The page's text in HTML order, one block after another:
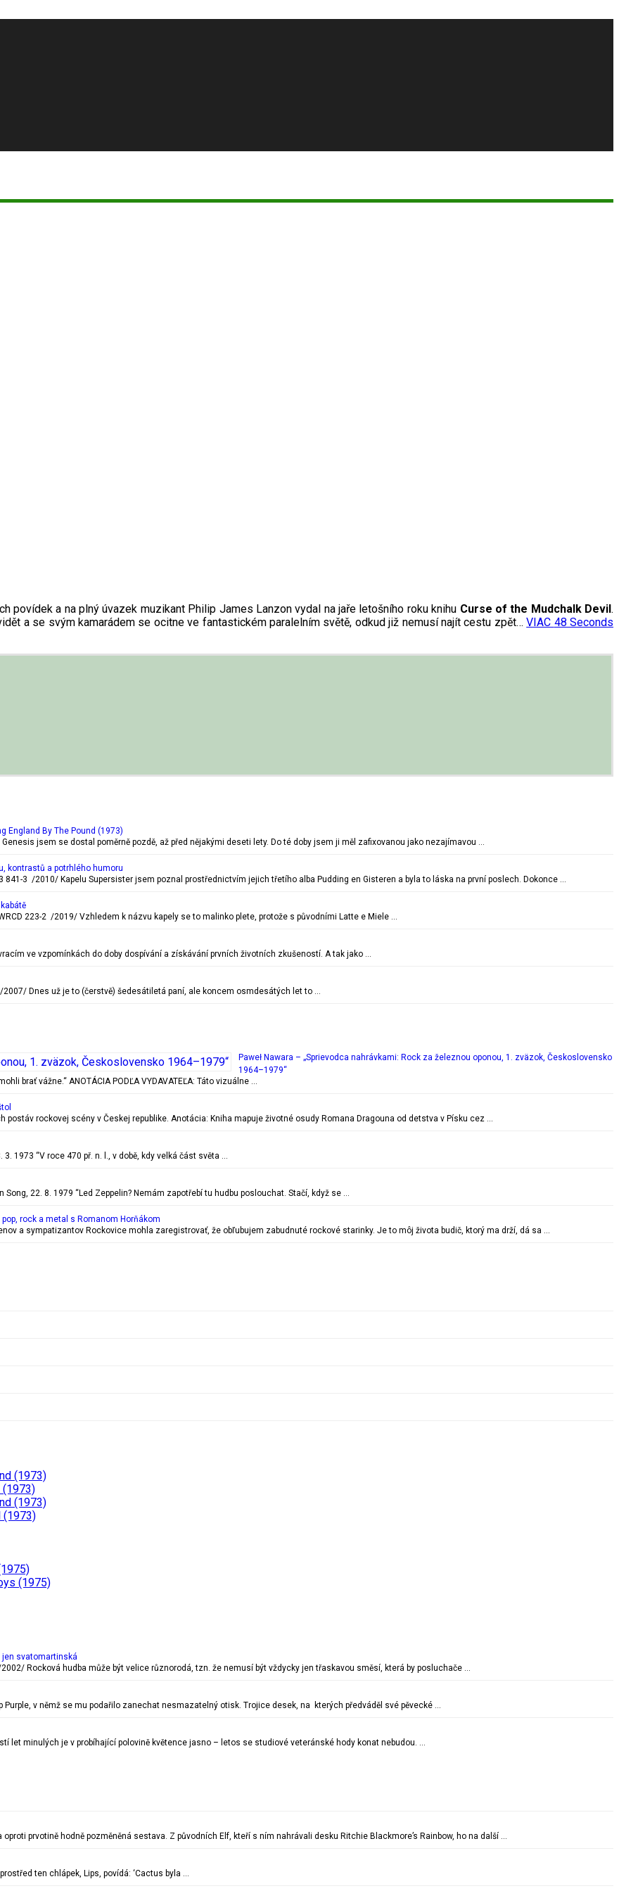
a na plný úvazek muzikant Philip James Lanzon vydal na jaře letošního roku knihu Curse of the Mudchalk Devil.
a se svým kamarádem se ocitne ve fantastickém paralelním světě, odkud již nemusí najít cestu zpět…VIAC 48 Seconds
England By The Pound (1973)
Genesis jsem se dostal poměrně pozdě, až před nějakými deseti lety. Do té doby jsem ji měl zafixovanou jako nezajímavou …
kontrastů a potrhlého humoru
841-3 /2010/ Kapelu Supersister jsem poznal prostřednictvím jejich třetího alba Pudding en Gisteren a byla to láska na první poslech. Dokonce …
223-2 /2019/ Vzhledem k názvu kapely se to malinko plete, protože s původními Latte e Miele …
ve vzpomínkách do doby dospívání a získávání prvních životních zkušeností. A tak jako …
Dnes už je to (čerstvě) šedesátiletá paní, ale koncem osmdesátých let to …
Paweł Nawara – „Sprievodca nahrávkami: Rock za železnou oponou, 1. zväzok, Československo
1964–1979“
brať vážne.“ ANOTÁCIA PODĽA VYDAVATEĽA: Táto vizuálne …
postáv rockovej scény v Českej republike. Anotácia: Kniha mapuje životné osudy Romana Dragouna od detstva v Písku cez …
3. 1973 “V roce 470 př. n. l., v době, kdy velká část světa …
Song, 22. 8. 1979 “Led Zeppelin? Nemám zapotřebí tu hudbu poslouchat. Stačí, když se …
pop, rock a metal s Romanom Horňákom
a sympatizantov Rockovice mohla zaregistrovať, že obľubujem zabudnuté rockové starinky. Je to môj života budič, ktorý ma drží, dá sa …
(1973)
(1973)
(1973)
(1973)
(1975)
jen svatomartinská
Rocková hudba může být velice různorodá, tzn. že nemusí být vždycky jen třaskavou směsí, která by posluchače …
Purple, v němž se mu podařilo zanechat nesmazatelný otisk. Trojice desek, na kterých předváděl své pěvecké …
let minulých je v probíhající polovině květence jasno – letos se studiové veteránské hody konat nebudou. …
prvotině hodně pozměněná sestava. Z původních Elf, kteří s ním nahrávali desku Ritchie Blackmore’s Rainbow, ho na další …
ten chlápek, Lips, povídá: ‘Cactus byla …